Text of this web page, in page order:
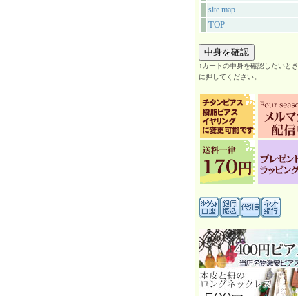
site map
TOP
↑カートの中身を確認したいとき
に押してください。